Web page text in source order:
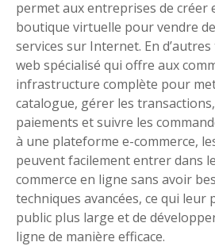
permet aux entreprises de créer
boutique virtuelle pour vendre
services sur Internet. En d’autres
web spécialisé qui offre aux
infrastructure complète pour
catalogue, gérer les
paiements et suivre les
à une plateforme e-commerce,
peuvent facilement entrer dans
commerce en ligne sans avoir
techniques avancées, ce qui leur
public plus large et de
ligne de manière efficace.